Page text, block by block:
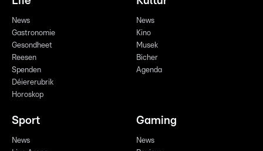
News
Gastronomie
Gesondheet
Reesen
Spenden
Déiererubrik
Horoskop
News
Kino
Musek
Bicher
Agenda
Sport
News
Gaming
News